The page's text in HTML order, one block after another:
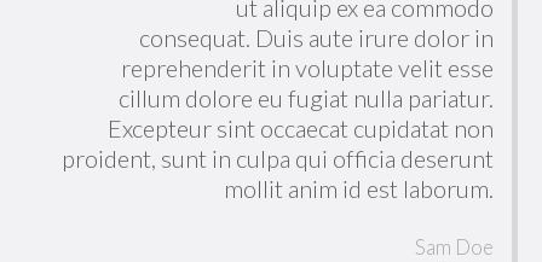
ut aliquip ex ea commodo
consequat. Duis aute irure dolor in
reprehenderit in voluptate velit esse
cillum dolore eu fugiat nulla pariatur.
Excepteur sint occaecat cupidatat non
proident, sunt in culpa qui officia deserunt
mollit anim id est laborum.
Sam Doe